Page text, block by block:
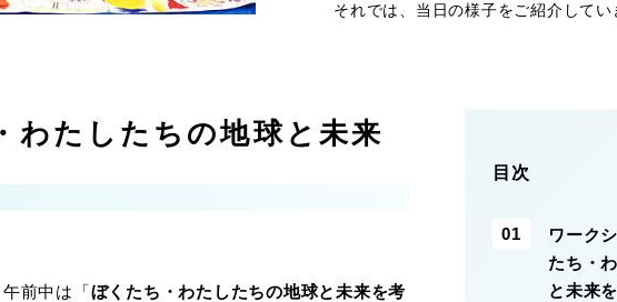
それでは、当日の様子をご紹介してい
目次
ワーク
たち・
と未来
わたしたちの地球と未来
午前中は「ぼくたち・わたしたちの地球と未来を考